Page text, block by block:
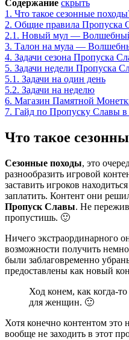
Содержание скрыть
1. Что такое сезонные
2. Общие правила Пропуска
2.1. Новый мул —
3. Талон на мула —
4. Задачи сезона Пропуска
5. Задачи недели Пропуска
5.1. Задачи на один день
5.2. Задачи на неделю
6. Магазин Памятной
7. Гайд по Пропуску Славы в
Что такое
Сезонные походы, это
разнообразить игровой
заставить игроков
заплатить. Контент они
Пропуск Славы. Не
пропустишь. 🙂
Ничего экстраординарного
возможности получить
были заблаговременно
предоставлены как новый
Ход конем, как когда-
для женщин. 🙂
Хотя конечно контентом
вообще не заходить в этот